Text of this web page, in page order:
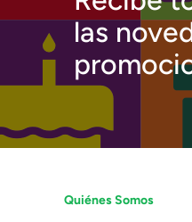
las
Quiénes Somos